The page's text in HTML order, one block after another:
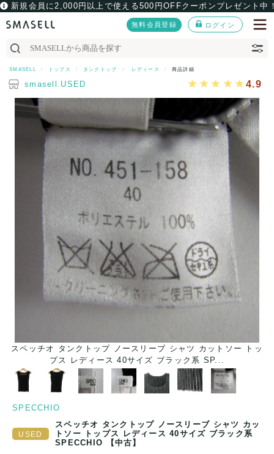
新規会員に2,000円以上で使える500円OFFクーポンプレゼント中
無料会員登録 ログイン
SMASELL トップス タンクトップ レディース 商品詳細
smasell.USED 4.9
スペッチオ タンクトップ ノースリーブ シャツ カットソー トッ
プス レディース 40サイズ ブラック系 SP...
SPECCHIO
スペッチオ タンクトップ ノースリーブ シャツ カッ
トソー トップス レディース 40サイズ ブラック系
SPECCHIO 【中古】